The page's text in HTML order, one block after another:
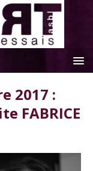
2017 :
FABRICE